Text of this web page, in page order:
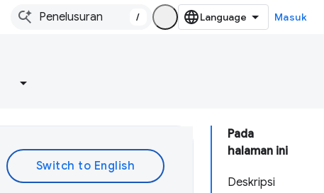
/ Masuk
Pada
halaman ini
Deskripsi